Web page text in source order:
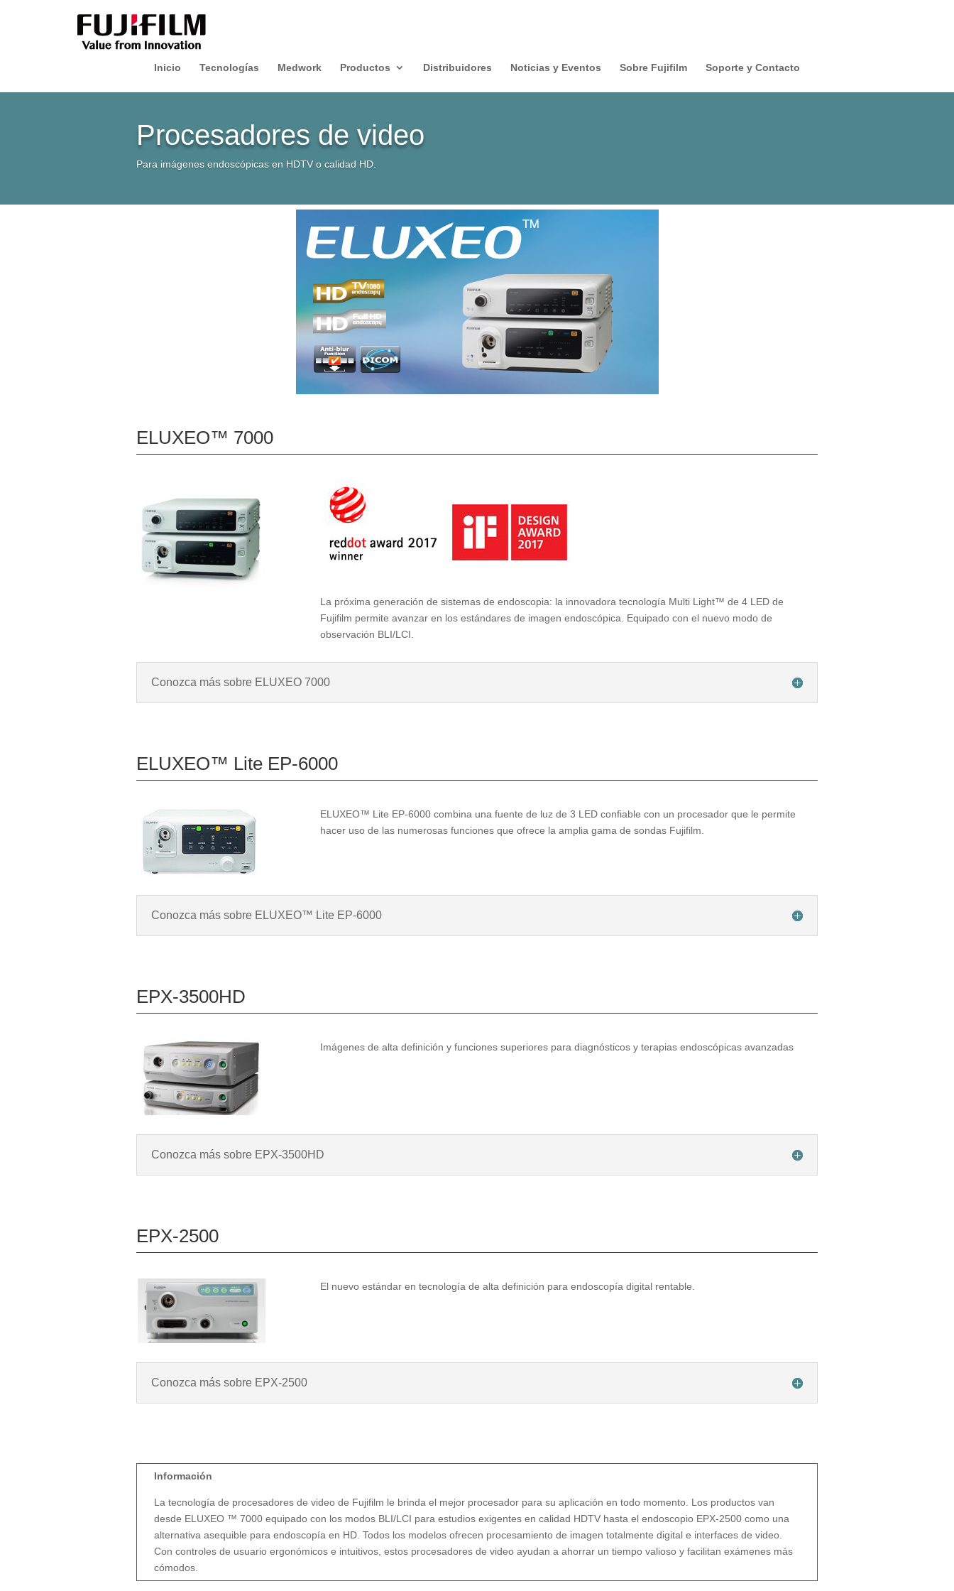
Inicio Tecnologías Medwork Productos Distribuidores Noticias y Eventos Sobre Fujifilm Soporte y Contacto
Procesadores de video
Para imágenes endoscópicas en HDTV o calidad HD.
ELUXEO™ 7000
La próxima generación de sistemas de endoscopia: la innovadora tecnología Multi Light™ de 4 LED de
Fujifilm permite avanzar en los estándares de imagen endoscópica. Equipado con el nuevo modo de
observación BLI/LCI.
Conozca más sobre ELUXEO 7000
ELUXEO™ Lite EP-6000
ELUXEO™ Lite EP-6000 combina una fuente de luz de 3 LED confiable con un procesador que le permite
hacer uso de las numerosas funciones que ofrece la amplia gama de sondas Fujifilm.
Conozca más sobre ELUXEO™ Lite EP-6000
EPX-3500HD
Imágenes de alta definición y funciones superiores para diagnósticos y terapias endoscópicas avanzadas
Conozca más sobre EPX-3500HD
EPX-2500
El nuevo estándar en tecnología de alta definición para endoscopía digital rentable.
Conozca más sobre EPX-2500
Información
La tecnología de procesadores de video de Fujifilm le brinda el mejor procesador para su aplicación en todo momento. Los productos van
desde ELUXEO ™ 7000 equipado con los modos BLI/LCI para estudios exigentes en calidad HDTV hasta el endoscopio EPX-2500 como una
alternativa asequible para endoscopía en HD. Todos los modelos ofrecen procesamiento de imagen totalmente digital e interfaces de video.
Con controles de usuario ergonómicos e intuitivos, estos procesadores de video ayudan a ahorrar un tiempo valioso y facilitan exámenes más
cómodos.